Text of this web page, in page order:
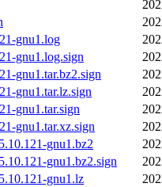
gnu1.log
gnu1.log.sign
gnu1.tar.bz2.sign
gnu1.tar.lz.sign
gnu1.tar.sign
gnu1.tar.xz.sign
gnu1.bz2
gnu1.bz2.sign
gnu1.lz